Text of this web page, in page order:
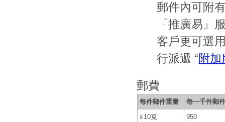
郵件內可附
『推廣易』
客戶更可選
行派遞 “附
郵費
每件郵件重量
每一千件郵
≦10克
950